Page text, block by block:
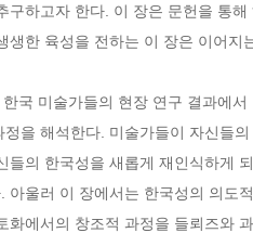
구하고자 한다. 이 장은 문헌을 통
생한 육성을 전하는 이 장은 이어
국 미술가들의 현장 연구 결과에
을 해석한다. 미술가들이 자신들
들의 한국성을 새롭게 재인식하게
아울러 이 장에서는 한국성의 의도
화에서의 창조적 과정을 들뢰즈와